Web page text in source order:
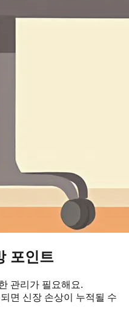
포인트
관리가 필요해요.
면 신장 손상이 누적될 수